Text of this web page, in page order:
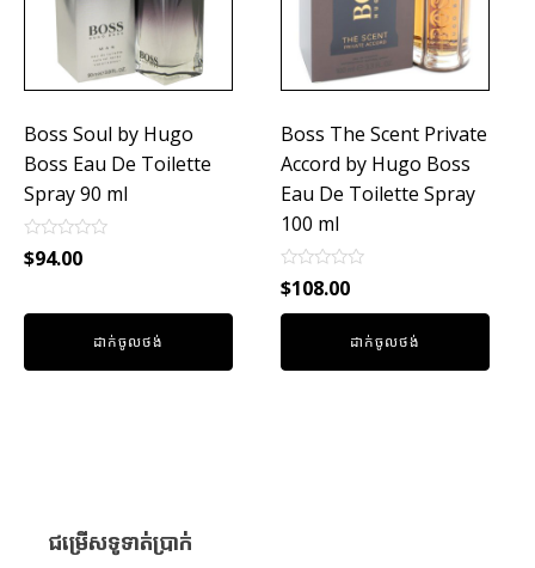
Boss Soul by Hugo
Boss Eau De Toilette
Spray 90 ml
Rated
0
5
$94.00
ដាក់ចូលថង់
Boss The Scent Private
Accord by Hugo Boss
Eau De Toilette Spray
100 ml
Rated
0
out
$108.00
ដាក់ចូលថង់
ជម្រើសទូទាត់ប្រាក់